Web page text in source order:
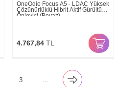
OneOdio Focus A5 - LDAC Yüksek
Çözünürlüklü Hibrit Aktif Gürültü
Önleyici (Beyaz)
4.767,84 TL
3 …